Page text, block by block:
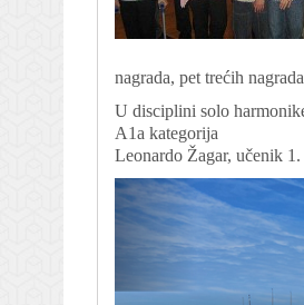
nagrada, pet trećih
U disciplini solo
A1a kategorija
Leonardo Žagar, učenik